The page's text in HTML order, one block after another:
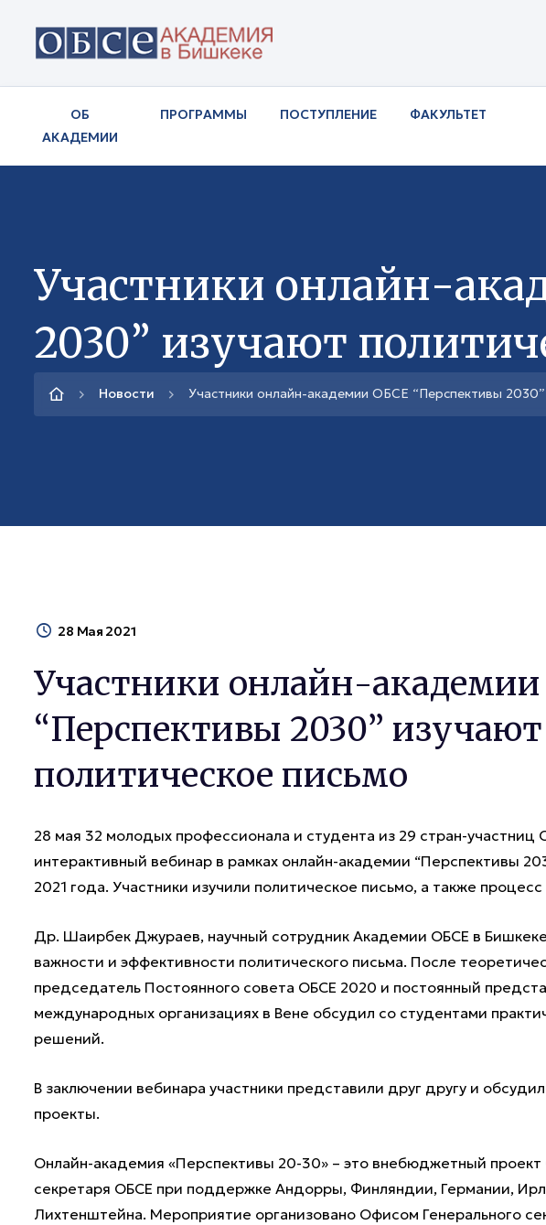
ОБ
АКАДЕМИИ
ПРОГРАММЫ ПОСТУПЛЕНИЕ ФАКУЛЬТЕТ
Участники онлайн-
2030” изучают
Новости Участники онлайн-академии ОБСЕ “Перспективы
28 Мая 2021
Участники онлайн-
“Перспективы 2030” изучают
политическое письмо
28 мая 32 молодых профессионала и студента из 29 стран-
интерактивный вебинар в рамках онлайн-академии “Перспективы
2021 года. Участники изучили политическое письмо, а также
Др. Шаирбек Джураев, научный сотрудник Академии ОБСЕ в
важности и эффективности политического письма. После
председатель Постоянного совета ОБСЕ 2020 и постоянный
международных организациях в Вене обсудил со студентами
решений.
В заключении вебинара участники представили друг другу и
проекты.
Онлайн-академия «Перспективы 20-30» – это внебюджетный проект
секретаря ОБСЕ при поддержке Андорры, Финляндии, Германии,
Лихтенштейна. Мероприятие организовано Офисом Генерального